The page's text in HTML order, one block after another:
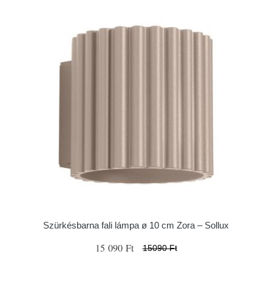
Szürkésbarna fali lámpa ø 10 cm Zora – Sollux
15 090 Ft 15090 Ft